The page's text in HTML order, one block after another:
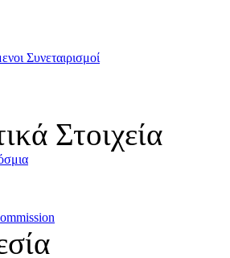
Συνεταιρισμοί
Στοιχεία